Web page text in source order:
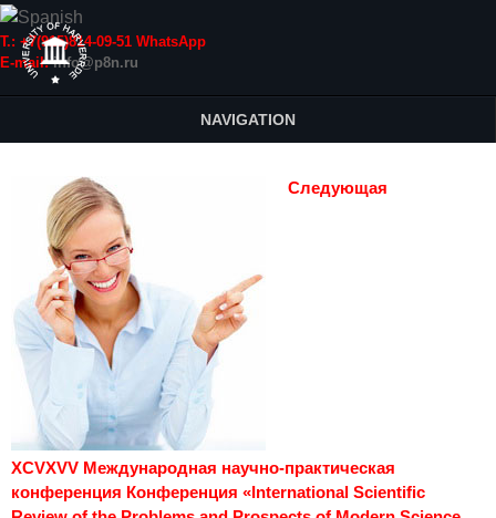
Т.: +7(915)814-09-51 WhatsApp
E-mail:info@p8n.ru
NAVIGATION
Следующая
XCVXVV Международная научно-практическая
конференция Конференция «International Scientific